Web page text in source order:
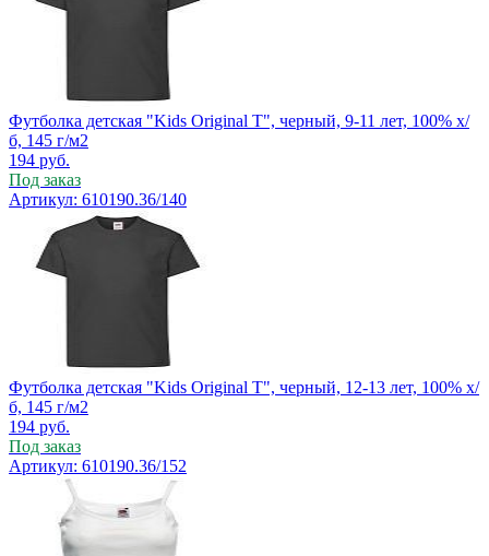
Футболка детская "Kids Original T", черный, 9-11 лет, 100% х/
б, 145 г/м2
194 руб.
Под заказ
Артикул: 610190.36/140
Футболка детская "Kids Original T", черный, 12-13 лет, 100% х/
б, 145 г/м2
194 руб.
Под заказ
Артикул: 610190.36/152